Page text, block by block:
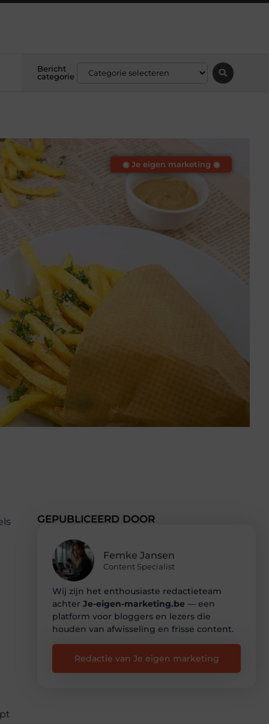
Bericht
categorie
◉ Je eigen marketing ◉
GEPUBLICEERD DOOR
Femke Jansen
Content Specialist
Wij zijn het enthousiaste redactieteam
achter Je-eigen-marketing.be — een
platform voor bloggers en lezers die
houden van afwisseling en frisse content.
Redactie van Je eigen marketing